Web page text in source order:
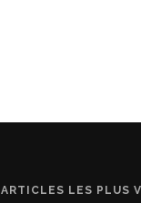
ARTICLES LES PLUS